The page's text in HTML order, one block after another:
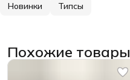
Новинки Типсы
Похожие товары